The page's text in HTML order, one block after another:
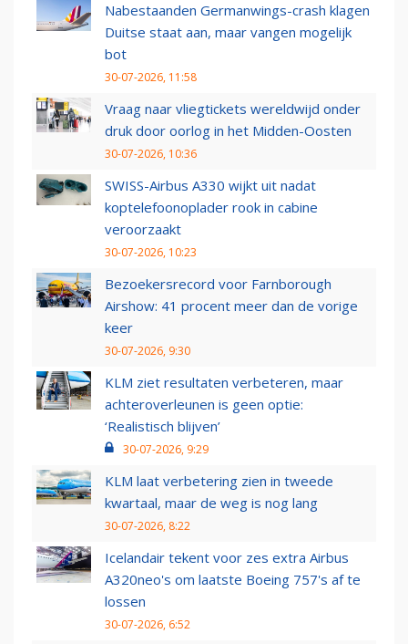
Nabestaanden Germanwings-crash klagen
Duitse staat aan, maar vangen mogelijk
bot
30-07-2026, 11:58
Vraag naar vliegtickets wereldwijd onder
druk door oorlog in het Midden-Oosten
30-07-2026, 10:36
SWISS-Airbus A330 wijkt uit nadat
koptelefoonoplader rook in cabine
veroorzaakt
30-07-2026, 10:23
Bezoekersrecord voor Farnborough
Airshow: 41 procent meer dan de vorige
keer
30-07-2026, 9:30
KLM ziet resultaten verbeteren, maar
achteroverleunen is geen optie:
‘Realistisch blijven’
30-07-2026, 9:29
KLM laat verbetering zien in tweede
kwartaal, maar de weg is nog lang
30-07-2026, 8:22
Icelandair tekent voor zes extra Airbus
A320neo's om laatste Boeing 757's af te
lossen
30-07-2026, 6:52